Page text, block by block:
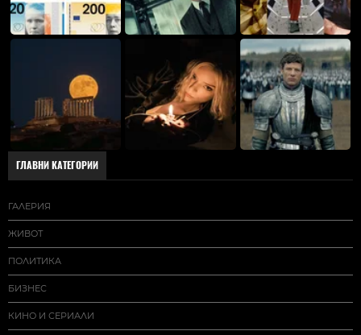
ГЛАВНИ КАТЕГОРИИ
ГАЛЕРИЯ
ЖИВОТ
ПОЛИТИКА
БИЗНЕС
КИНО И СЕРИАЛИ